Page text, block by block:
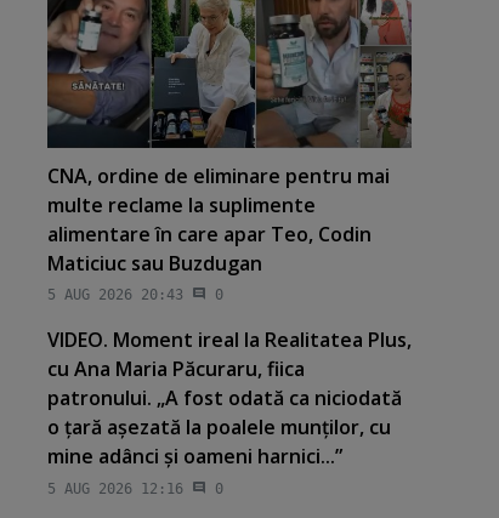
CNA, ordine de eliminare pentru mai
multe reclame la suplimente
alimentare în care apar Teo, Codin
Maticiuc sau Buzdugan
5 AUG 2026 20:43 0
VIDEO. Moment ireal la Realitatea Plus,
cu Ana Maria Păcuraru, fiica
patronului. „A fost odată ca niciodată
o ţară aşezată la poalele munţilor, cu
mine adânci şi oameni harnici...”
5 AUG 2026 12:16 0